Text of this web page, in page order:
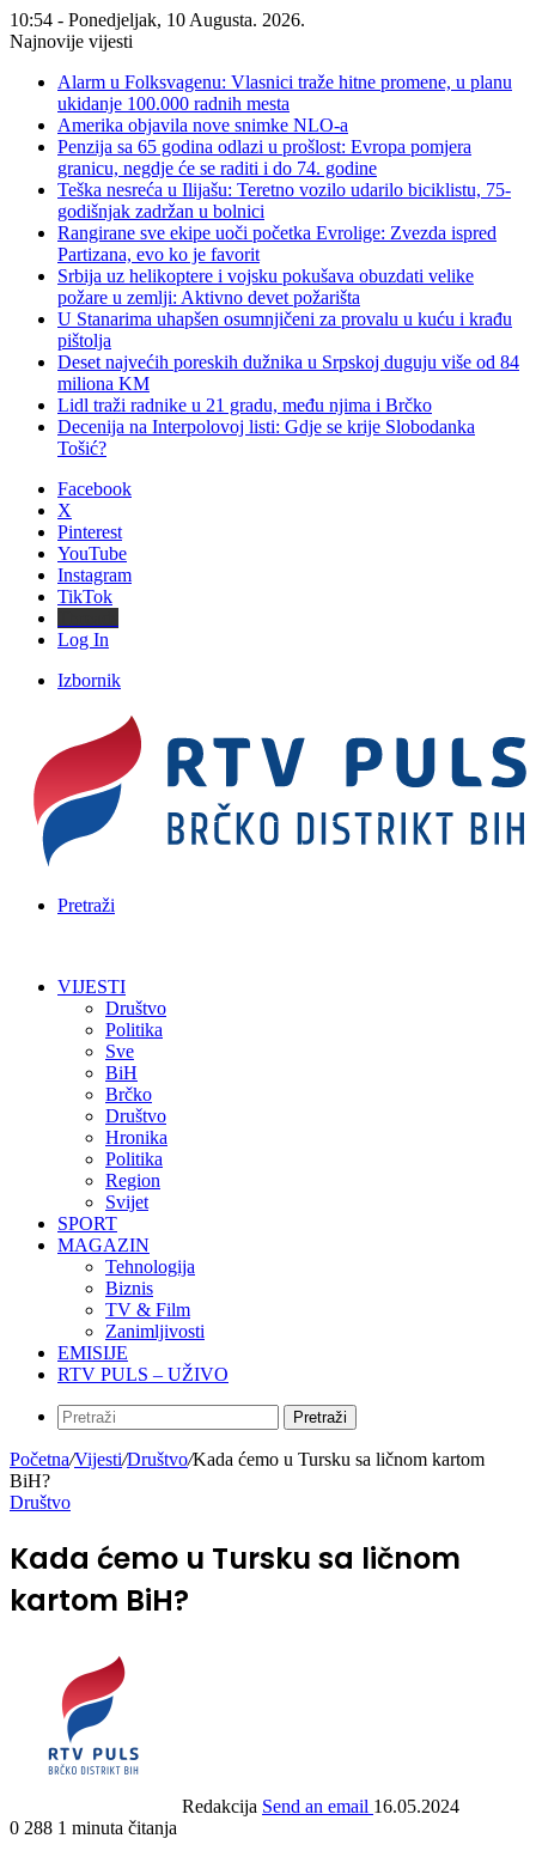
10:54 - Ponedjeljak, 10 Augusta. 2026.
Najnovije vijesti
Alarm u Folksvagenu: Vlasnici traže hitne promene, u planu
ukidanje 100.000 radnih mesta
Amerika objavila nove snimke NLO-a
Penzija sa 65 godina odlazi u prošlost: Evropa pomjera
granicu, negdje će se raditi i do 74. godine
Teška nesreća u Ilijašu: Teretno vozilo udarilo biciklistu, 75-
godišnjak zadržan u bolnici
Rangirane sve ekipe uoči početka Evrolige: Zvezda ispred
Partizana, evo ko je favorit
Srbija uz helikoptere i vojsku pokušava obuzdati velike
požare u zemlji: Aktivno devet požarišta
U Stanarima uhapšen osumnjičeni za provalu u kuću i krađu
pištolja
Deset najvećih poreskih dužnika u Srpskoj duguju više od 84
miliona KM
Lidl traži radnike u 21 gradu, među njima i Brčko
Decenija na Interpolovoj listi: Gdje se krije Slobodanka
Tošić?
Facebook
X
Pinterest
YouTube
Instagram
TikTok
Log In
Izbornik
Pretraži
VIJESTI
Društvo
Politika
Sve
BiH
Brčko
Društvo
Hronika
Politika
Region
Svijet
SPORT
MAGAZIN
Tehnologija
Biznis
TV & Film
Zanimljivosti
EMISIJE
RTV PULS – UŽIVO
Pretraži
Početna/Vijesti/Društvo/Kada ćemo u Tursku sa ličnom kartom
BiH?
Društvo
Kada ćemo u Tursku sa ličnom
kartom BiH?
Redakcija Send an email 16.05.2024
0 288 1 minuta čitanja